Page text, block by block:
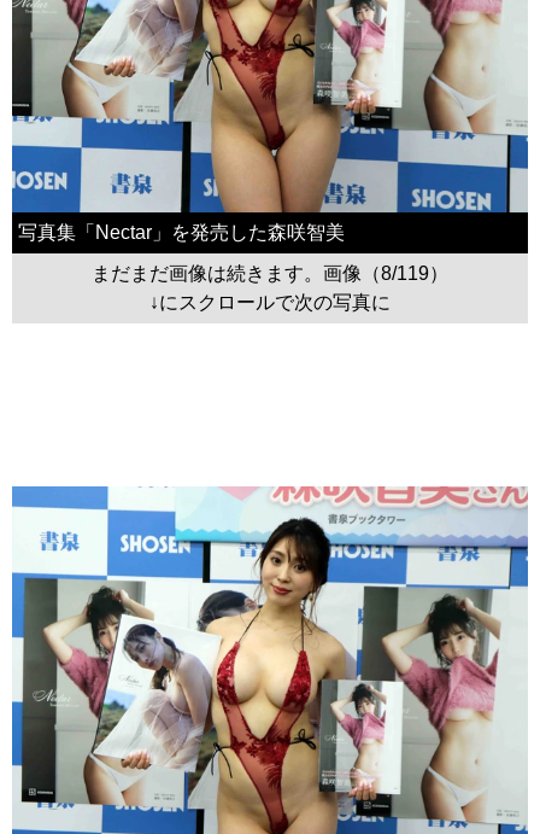
写真集「Nectar」を発売した森咲智美
まだまだ画像は続きます。画像（8/119）
↓にスクロールで次の写真に